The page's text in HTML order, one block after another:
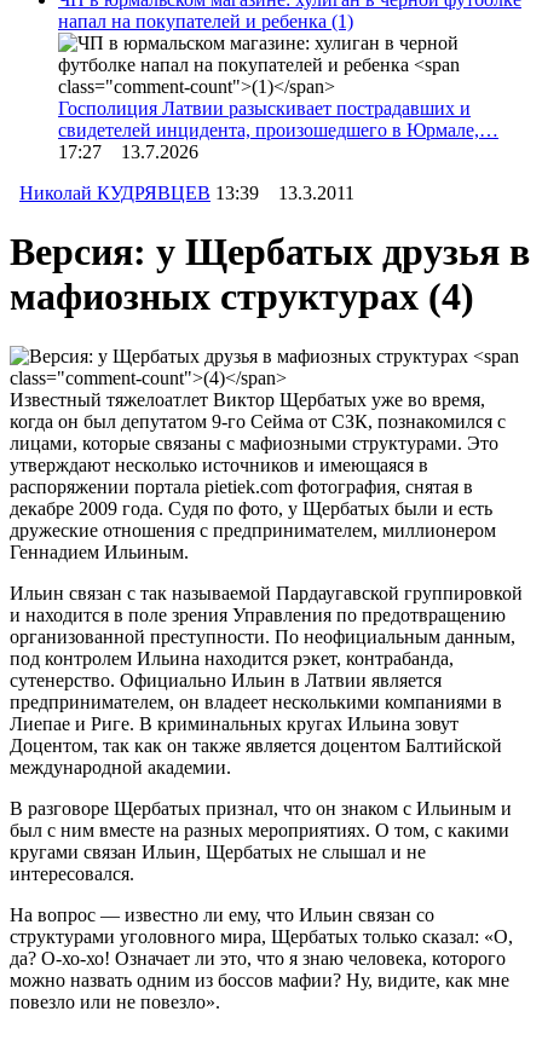
напал на покупателей и ребенка (1)
Госполиция Латвии разыскивает пострадавших и
свидетелей инцидента, произошедшего в Юрмале,…
17:27 13.7.2026
Николай КУДРЯВЦЕВ 13:39 13.3.2011
Версия: у Щербатых друзья в
мафиозных структурах (4)
Известный тяжелоатлет Виктор Щербатых уже во время,
когда он был депутатом 9-го Сейма от СЗК, познакомился с
лицами, которые связаны с мафиозными структурами. Это
утверждают несколько источников и имеющаяся в
распоряжении портала pietiek.com фотография, снятая в
декабре 2009 года. Судя по фото, у Щербатых были и есть
дружеские отношения с предпринимателем, миллионером
Геннадием Ильиным.
Ильин связан с так называемой Пардаугавской группировкой
и находится в поле зрения Управления по предотвращению
организованной преступности. По неофициальным данным,
под контролем Ильина находится рэкет, контрабанда,
сутенерство. Официально Ильин в Латвии является
предпринимателем, он владеет несколькими компаниями в
Лиепае и Риге. В криминальных кругах Ильина зовут
Доцентом, так как он также является доцентом Балтийской
международной академии.
В разговоре Щербатых признал, что он знаком с Ильиным и
был с ним вместе на разных мероприятиях. О том, с какими
кругами связан Ильин, Щербатых не слышал и не
интересовался.
На вопрос — известно ли ему, что Ильин связан со
структурами уголовного мира, Щербатых только сказал: «О,
да? О-хо-хо! Означает ли это, что я знаю человека, которого
можно назвать одним из боссов мафии? Ну, видите, как мне
повезло или не повезло».